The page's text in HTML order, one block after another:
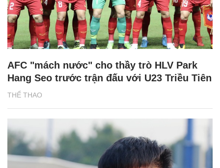
THỂ THAO
AFC "mách nước" cho thầy trò HLV Park
Hang Seo trước trận đấu với U23 Triều Tiên